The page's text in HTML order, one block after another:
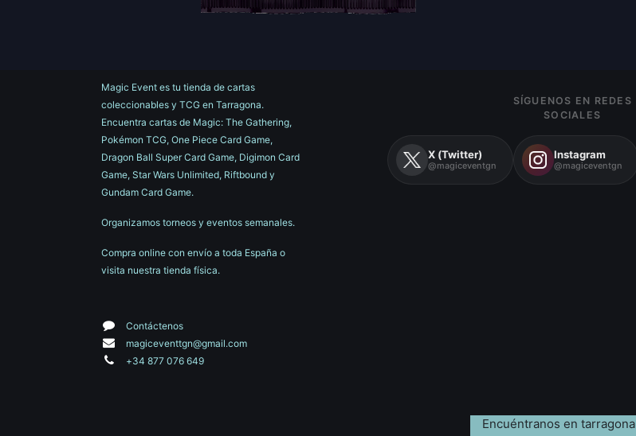
Magic Event es tu tienda de cartas
coleccionables y TCG en Tarragona.
Encuentra cartas de Magic: The Gathering,
Pokémon TCG, One Piece Card Game,
Dragon Ball Super Card Game, Digimon Card
Game, Star Wars Unlimited, Riftbound y
Gundam Card Game.
Organizamos torneos y eventos semanales.
Compra online con envío a toda España o
visita nuestra tienda física.
Contáctenos
magiceventtgn@gmail.com
+34 877 076 649
SÍGUENOS EN REDES
SOCIALES
X (Twitter)
@magiceventgn
Instagram
@magiceventgn
Encuéntranos en tarragona